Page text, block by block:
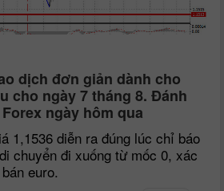
dịch đơn giản dành cho
cho ngày 7 tháng 8. Đánh
ngày hôm qua
1,1536 diễn ra đúng lúc chỉ báo
chuyển đi xuống từ mốc 0, xác
euro.